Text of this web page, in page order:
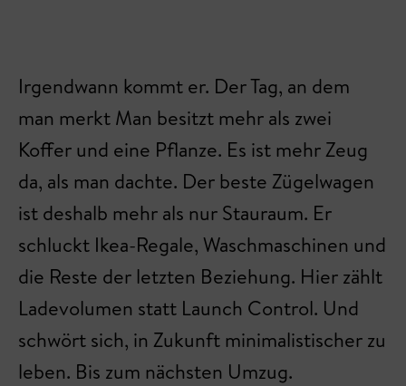
Irgendwann kommt er. Der Tag, an dem
man merkt Man besitzt mehr als zwei
Koffer und eine Pflanze. Es ist mehr Zeug
da, als man dachte. Der beste Zügelwagen
ist deshalb mehr als nur Stauraum. Er
schluckt Ikea-Regale, Waschmaschinen und
die Reste der letzten Beziehung. Hier zählt
Ladevolumen statt Launch Control. Und
schwört sich, in Zukunft minimalistischer zu
leben. Bis zum nächsten Umzug.